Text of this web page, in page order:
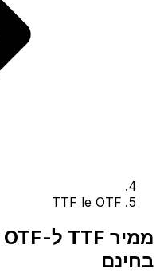
TTF le OTF
בחינם